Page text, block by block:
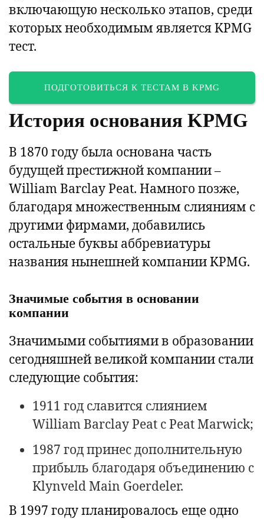
включающую несколько этапов, среди
которых необходимым является KPMG
тест.
ПОДГОТОВИТЬСЯ К ТЕСТАМ В KPMG
История основания KPMG
В 1870 году была основана часть
будущей престижной компании –
William Barclay Peat. Намного позже,
благодаря множественным слияниям с
другими фирмами, добавились
остальные буквы аббревиатуры
названия нынешней компании KPMG.
Значимые события в основании
компании
Значимыми событиями в образовании
сегодняшней великой компании стали
следующие события:
1911 год славится слиянием
William Barclay Peat с Peat Marwick;
1987 год принес дополнительную
прибыль благодаря объединению с
Klynveld Main Goerdeler.
В 1997 году планировалось еще одно